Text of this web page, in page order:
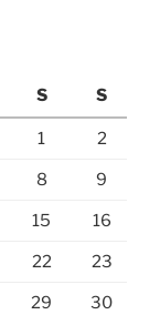
S S
1 2
8 9
15 16
22 23
29 30